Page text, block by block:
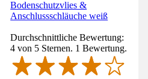
Bodenschutzvlies &
Anschlussschläuche weiß
Durchschnittliche Bewertung:
4 von 5 Sternen. 1 Bewertung.